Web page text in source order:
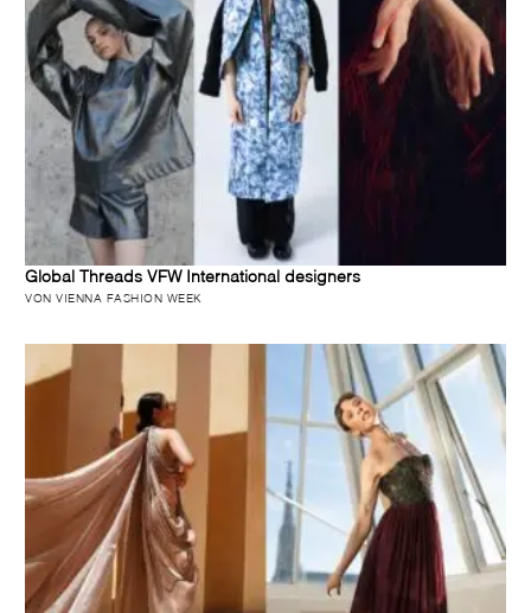
Global Threads VFW International designers
VON VIENNA FASHION WEEK